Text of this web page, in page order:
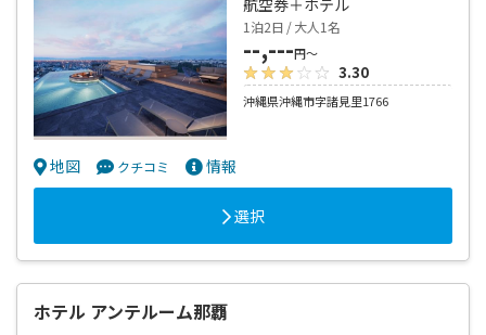
1泊2日 / 大人1名
--,---円～
3.30
沖縄県沖縄市字諸見里1766
地図 クチコミ 情報
選択
ホテル アンテルーム那覇